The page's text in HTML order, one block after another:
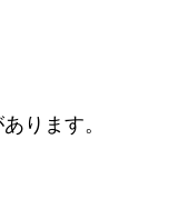
ります。